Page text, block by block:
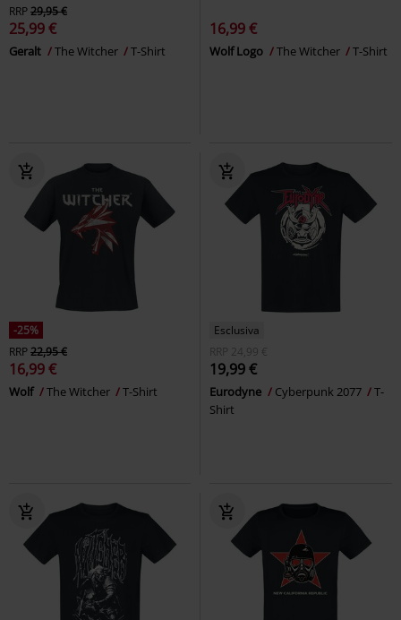
RRP29,95 €
25,99 €
Geralt The Witcher T-Shirt
16,99 €
Wolf Logo The Witcher T-Shirt
-25%
RRP22,95 €
16,99 €
Wolf The Witcher T-Shirt
Esclusiva
RRP
24,99 €
19,99 €
Eurodyne Cyberpunk 2077
T-
Shirt